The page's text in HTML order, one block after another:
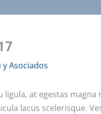
y Asociados
at egestas
lacus scelerisque.